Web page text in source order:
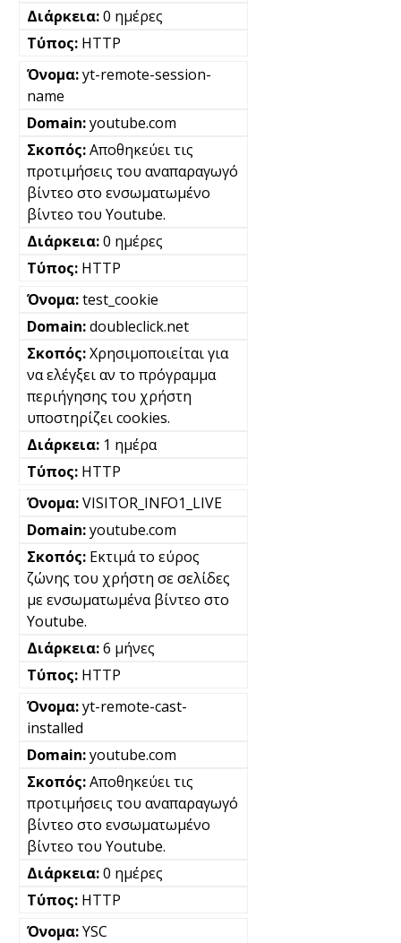
0 ημέρες
HTTP
yt-remote-session-
name
youtube.com
Αποθηκεύει τις
προτιμήσεις του αναπαραγωγό
βίντεο στο ενσωματωμένο
βίντεο του Youtube.
0 ημέρες
HTTP
test_cookie
doubleclick.net
Χρησιμοποιείται για
να ελέγξει αν το πρόγραμμα
περιήγησης του χρήστη
υποστηρίζει cookies.
1 ημέρα
HTTP
VISITOR_INFO1_LIVE
youtube.com
Εκτιμά το εύρος
ζώνης του χρήστη σε σελίδες
με ενσωματωμένα βίντεο στο
Youtube.
6 μήνες
HTTP
yt-remote-cast-
installed
youtube.com
Αποθηκεύει τις
προτιμήσεις του αναπαραγωγό
βίντεο στο ενσωματωμένο
βίντεο του Youtube.
0 ημέρες
HTTP
YSC